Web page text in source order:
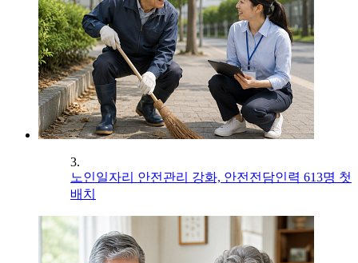
3.
노인일자리 안전관리 강화, 안전전담인력 613명 첫
배치